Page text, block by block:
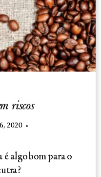
riscos
2020
é algo bom para o